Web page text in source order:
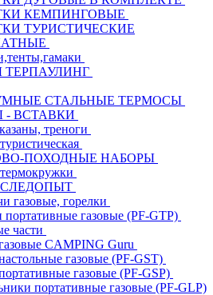
КЕМПИНГОВЫЕ
ТУРИСТИЧЕСКИЕ
ТЕРПАУЛИНГ
СТАЛЬНЫЕ ТЕРМОСЫ
- ВСТАВКИ
треноги
ПОХОДНЫЕ НАБОРЫ
СЛЕДОПЫТ
газовые, горелки
портативные газовые (PF-GTP)
части
CAMPING Guru
газовые (PF-GST)
газовые (PF-GSP)
портативные газовые (PF-GLP)